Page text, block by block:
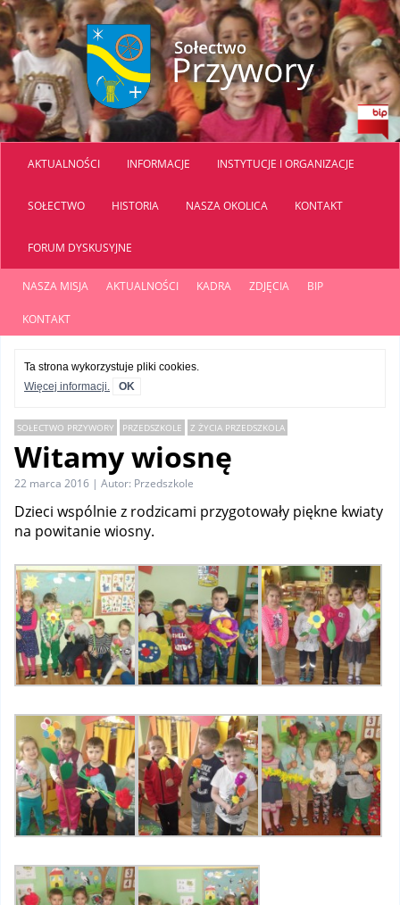
AKTUALNOŚCI INFORMACJE INSTYTUCJE I ORGANIZACJE
SOŁECTWO HISTORIA NASZA OKOLICA KONTAKT
FORUM DYSKUSYJNE
NASZA MISJA AKTUALNOŚCI KADRA ZDJĘCIA BIP
KONTAKT
Ta strona wykorzystuje pliki cookies.
Więcej informacji.
OK
SOŁECTWO PRZYWORY PRZEDSZKOLE Z ŻYCIA PRZEDSZKOLA
Witamy wiosnę
22 marca 2016 | Autor: Przedszkole
Dzieci wspólnie z rodzicami przygotowały piękne kwiaty
na powitanie wiosny.